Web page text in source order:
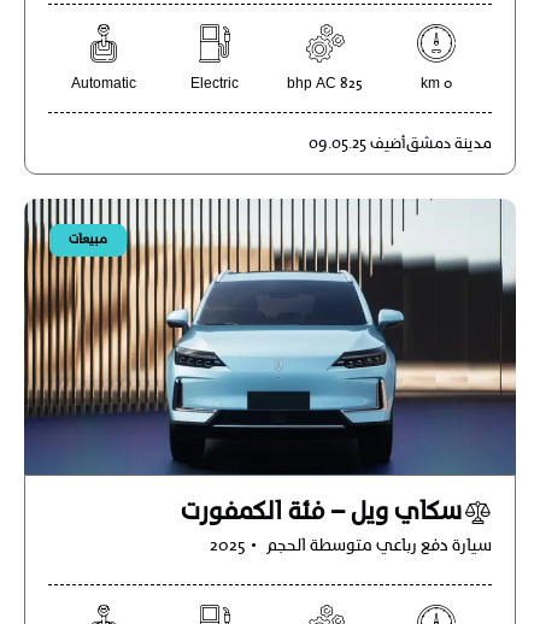
0 km
825 bhp AC
Electric
Automatic
مدينة دمشقأضيف 09.05.25
مبيعات
سكاي ويل – فئة الكمفورت
سيارة دفع رباعي متوسطة الحجم 2025